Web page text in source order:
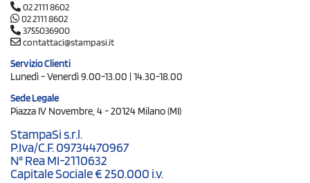
02 2111 8602
02 2111 8602
3755036900
contattaci@stampasi.it
Servizio Clienti
Lunedì - Venerdì 9.00-13.00 | 14.30-18.00
Sede Legale
Piazza IV Novembre, 4 - 20124 Milano (MI)
StampaSi s.r.l.
P.Iva/C.F. 09734470967
N° Rea MI-2110632
Capitale Sociale € 250.000 i.v.